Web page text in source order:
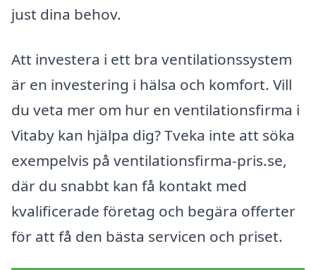
just dina behov.
Att investera i ett bra ventilationssystem
är en investering i hälsa och komfort. Vill
du veta mer om hur en ventilationsfirma i
Vitaby kan hjälpa dig? Tveka inte att söka
exempelvis på ventilationsfirma-pris.se,
där du snabbt kan få kontakt med
kvalificerade företag och begära offerter
för att få den bästa servicen och priset.